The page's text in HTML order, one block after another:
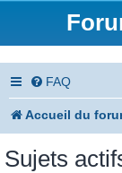
FAQ
Accueil du
Sujets